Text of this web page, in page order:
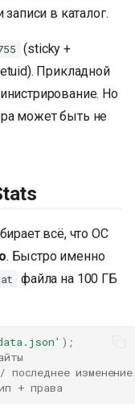
в каталог.
(sticky +
Прикладной
Но
может быть не
всё, что ОС
. Быстро именно
файла на 100 ГБ
);
последнее
+ права